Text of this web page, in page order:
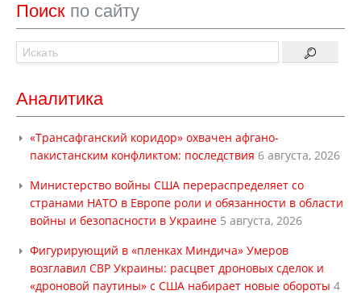
Поиск по сайту
Аналитика
«Трансафганский коридор» охвачен афгано-
пакистанским конфликтом: последствия 6 августа, 2026
Министерство войны США перераспределяет со
странами НАТО в Европе роли и обязанности в области
войны и безопасности в Украине 5 августа, 2026
Фигурирующий в «пленках Миндича» Умеров
возглавил СВР Украины: расцвет дроновых сделок и
«дроновой паутины» с США набирает новые обороты 4